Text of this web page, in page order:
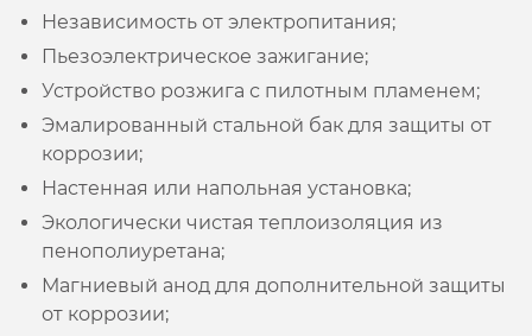
Независимость от электропитания;
Пьезоэлектрическое зажигание;
Устройство розжига с пилотным пламенем;
Эмалированный стальной бак для защиты от
коррозии;
Настенная или напольная установка;
Экологически чистая теплоизоляция из
пенополиуретана;
Магниевый анод для дополнительной защиты
от коррозии;